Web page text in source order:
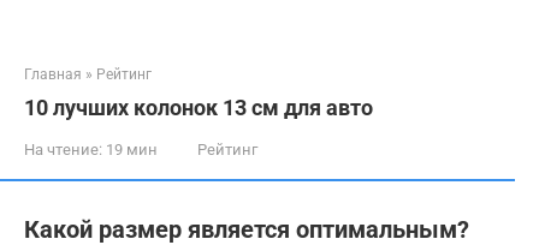
Главная » Рейтинг
10 лучших колонок 13 см для авто
На чтение: 19 мин Рейтинг
Какой размер является оптимальным?